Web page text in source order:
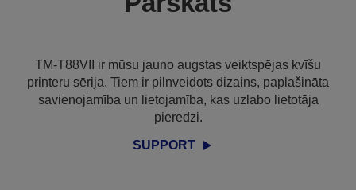
TM-T88VII ir mūsu jauno augstas veiktspējas kvīšu
printeru sērija. Tiem ir pilnveidots dizains, paplašināta
savienojamība un lietojamība, kas uzlabo lietotāja
pieredzi.
SUPPORT